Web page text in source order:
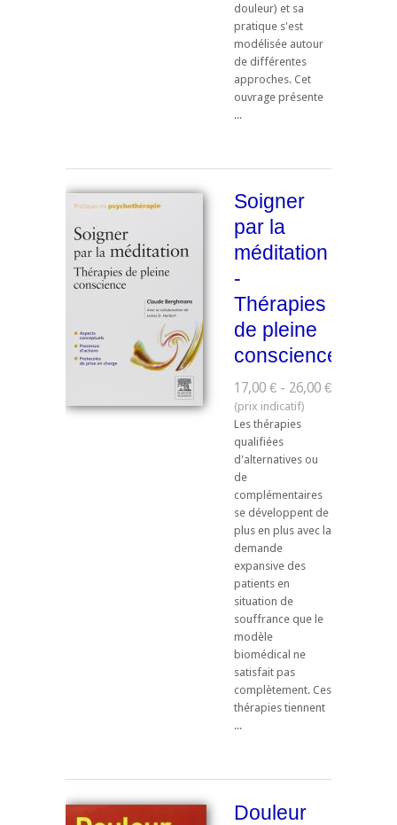
douleur) et sa
pratique s'est
modélisée autour
de différentes
approches. Cet
ouvrage présente
...
Soigner
par la
méditation
-
Thérapies
de pleine
conscience
17,00 € - 26,00 €
Les thérapies
qualifiées
d'alternatives ou
de
complémentaires
se développent de
plus en plus avec la
demande
expansive des
patients en
situation de
souffrance que le
modèle
biomédical ne
satisfait pas
complètement. Ces
thérapies tiennent
...
Douleur